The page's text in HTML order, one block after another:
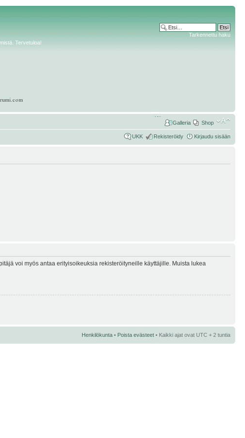
Tervetuloa!
Tarkennettu haku
Shop
Galleria
UKK Rekisteröidy Kirjaudu sisään
voi myös antaa erityisoikeuksia rekisteröityneille käyttäjille. Muista lukea
Henkilökunta • Poista evästeet • Kaikki ajat ovat UTC + 2 tuntia